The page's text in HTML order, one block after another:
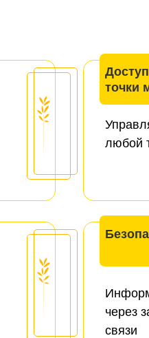
точки
через
связи
любой